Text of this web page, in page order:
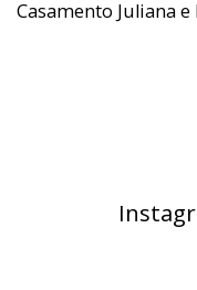
Casamento Juliana